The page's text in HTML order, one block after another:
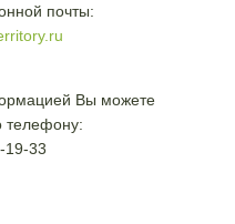
почты:
Вы можете
телефону:
19-33